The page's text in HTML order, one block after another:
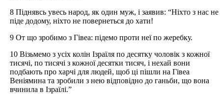
8 Піднявсь увесь народ, як один муж, і заявив: “Ніхто з нас не
піде додому, ніхто не повернеться до хати!
9 От що зробимо з Гівеа: підемо проти неї по жеребку.
10 Візьмемо з усіх колін Ізраїля по десятку чоловік з кожної
тисячі, по тисячі з кожної десятки тисяч, і нехай вони
подбають про харчі для людей, щоб ці пішли на Гівеа
Веніямина та зробили з нею відповідно до ганьби, що вона
вчинила в Ізраїлі.”